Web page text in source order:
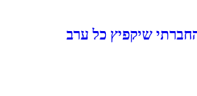
שיקפיץ כל ערב